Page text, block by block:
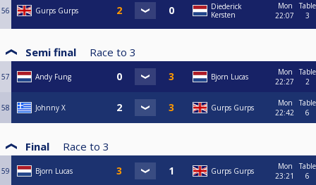
56 Gurps Gurps
Diederick
Kersten
Mon
22:07
Table
3
Semi final Race to 3
57 Andy Fung Bjorn Lucas
Mon
22:27
Table
2
58 Johnny X Gurps Gurps
Mon
22:42
Table
6
Final Race to 3
59 Bjorn Lucas Gurps Gurps
Mon
23:21
Table
6